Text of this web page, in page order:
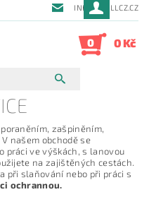
INFO@QUILLCZ.CZ
0 0 Kč
zašpiněním,
našem obchodě se
práci ve výškách, s lanovou
na zajištěných cestách.
při slaňování nebo při práci s
ochrannou.